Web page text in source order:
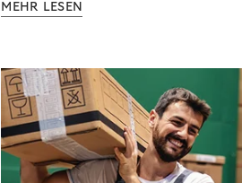
wirksam reduzieren will, braucht
MEHR LESEN